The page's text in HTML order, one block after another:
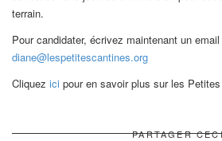
terrain.
Pour candidater, écrivez maintenant un
diane@lespetitescantines.org
Cliquez ici pour en savoir plus sur les
PARTAGER